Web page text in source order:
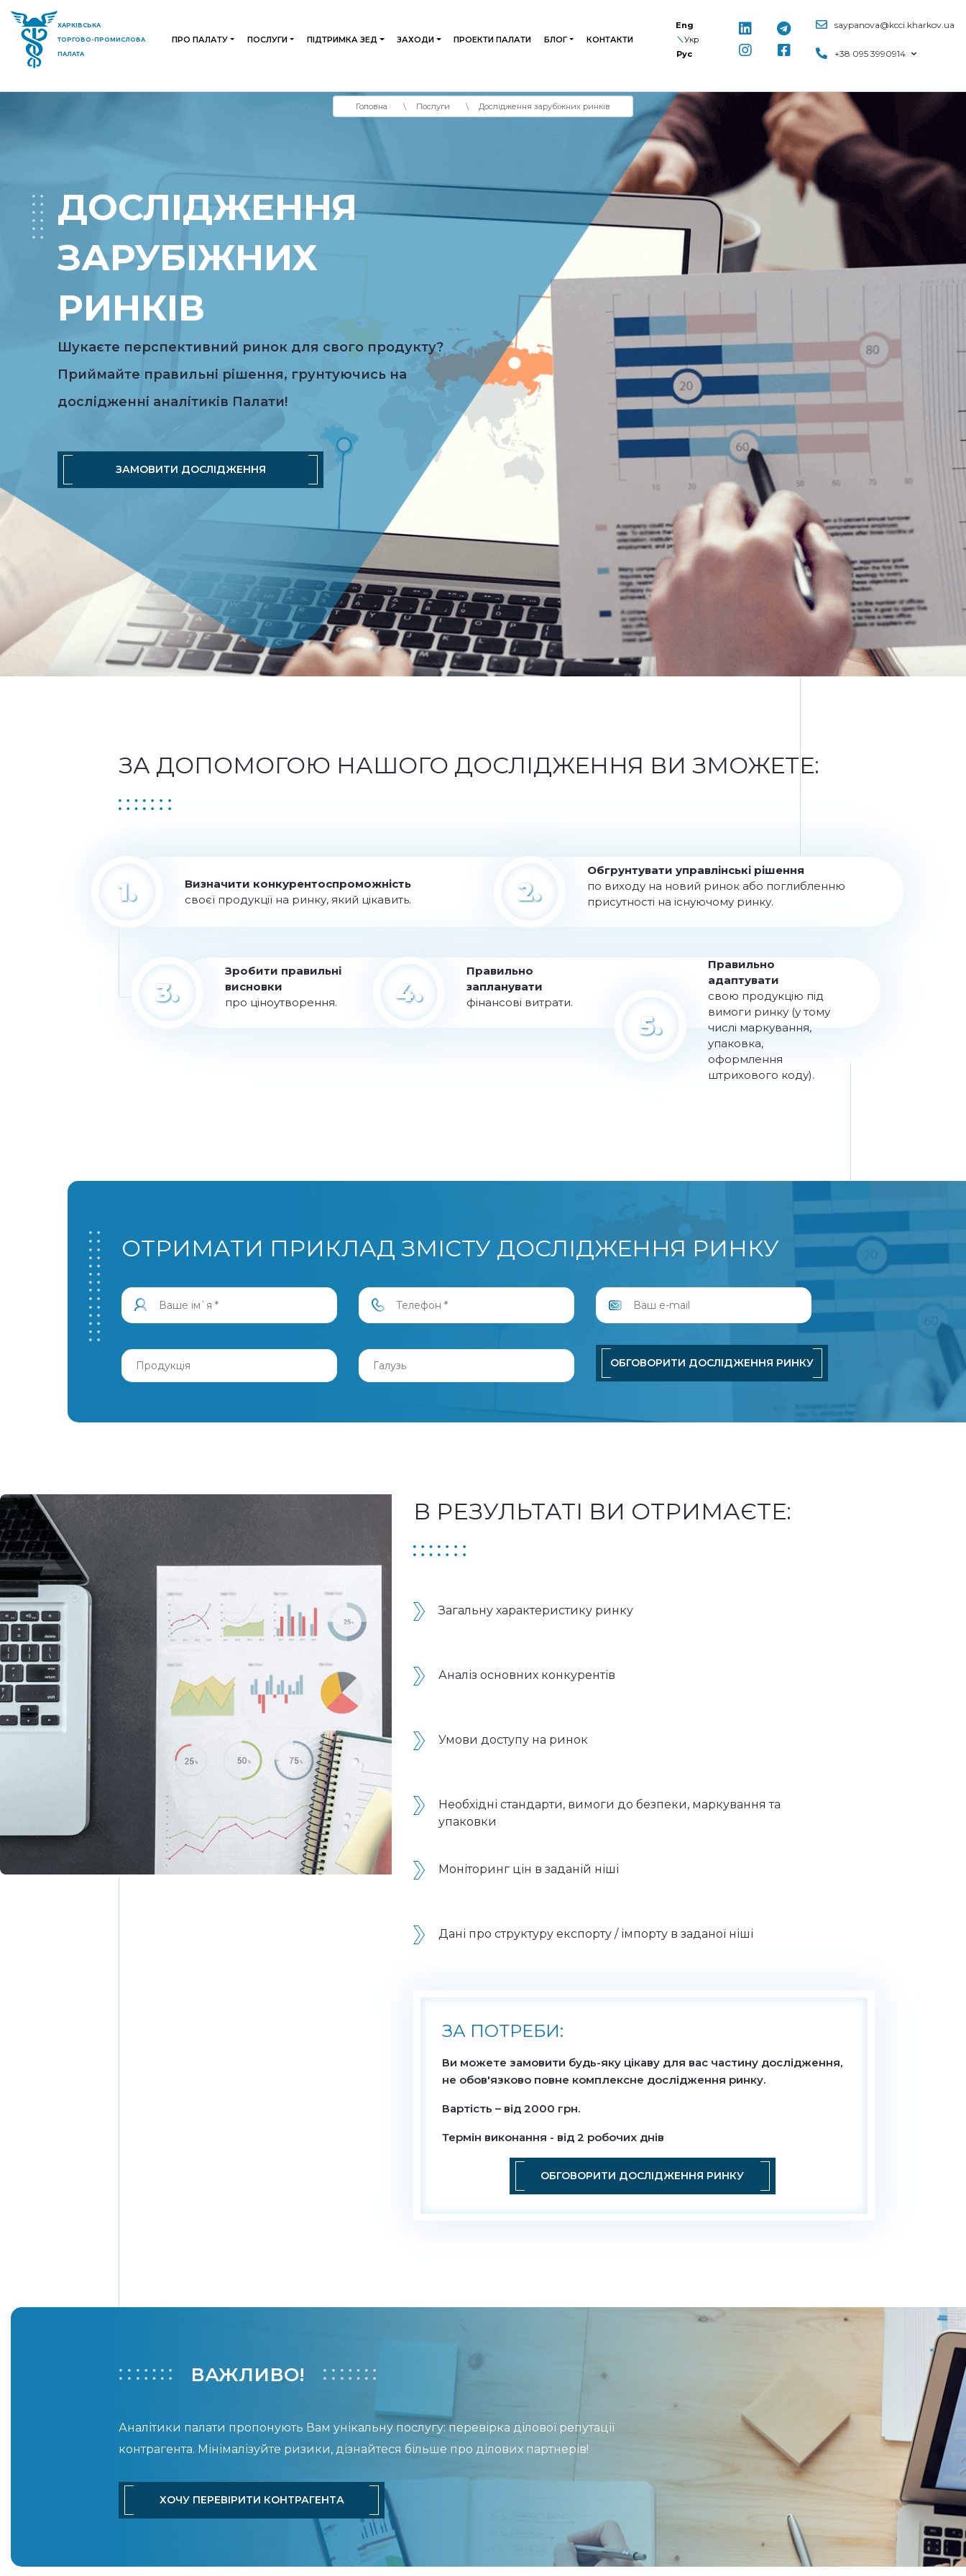
ХАРКІВСЬКА
ТОРГОВО-ПРОМИСЛОВА
ПАЛАТА
ПРО ПАЛАТУ ПОСЛУГИ ПІДТРИМКА ЗЕД ЗАХОДИ ПРОЕКТИ ПАЛАТИ БЛОГ КОНТАКТИ
Eng
Укр
Рус
saypanova@kcci.kharkov.ua
+38 095 3990914
Головна Послуги Дослідження зарубіжних ринків
ДОСЛІДЖЕННЯ
ЗАРУБІЖНИХ
РИНКІВ
Шукаєте перспективний ринок для свого продукту?
Приймайте правильні рішення, грунтуючись на
дослідженні аналітиків Палати!
ЗАМОВИТИ ДОСЛІДЖЕННЯ
ЗА ДОПОМОГОЮ НАШОГО ДОСЛІДЖЕННЯ ВИ ЗМОЖЕТЕ:
1.
Визначити конкурентоспроможність
своєї продукції на ринку, який цікавить.
2.
Обгрунтувати управлінські рішення
по виходу на новий ринок або поглибленню
присутності на існуючому ринку.
3.
Зробити правильні
висновки
про ціноутворення.
4.
Правильно
запланувати
фінансові витрати.
5.
Правильно
адаптувати
свою продукцію під
вимоги ринку (у тому
числі маркування,
упаковка,
оформлення
штрихового коду).
ОТРИМАТИ ПРИКЛАД ЗМІСТУ ДОСЛІДЖЕННЯ РИНКУ
ОБГОВОРИТИ ДОСЛІДЖЕННЯ РИНКУ
В РЕЗУЛЬТАТІ ВИ ОТРИМАЄТЕ:
Загальну характеристику ринку
Аналіз основних конкурентів
Умови доступу на ринок
Необхідні стандарти, вимоги до безпеки, маркування та
упаковки
Моніторинг цін в заданій ніші
Дані про структуру експорту / імпорту в заданої ніші
ЗА ПОТРЕБИ:
Ви можете замовити будь-яку цікаву для вас частину дослідження,
не обов'язково повне комплексне дослідження ринку.
Вартість – від 2000 грн.
Термін виконання - від 2 робочих днів
ОБГОВОРИТИ ДОСЛІДЖЕННЯ РИНКУ
ВАЖЛИВО!
Аналітики палати пропонують Вам унікальну послугу: перевірка ділової репутації
контрагента. Мінімалізуйте ризики, дізнайтеся більше про ділових партнерів!
ХОЧУ ПЕРЕВІРИТИ КОНТРАГЕНТА